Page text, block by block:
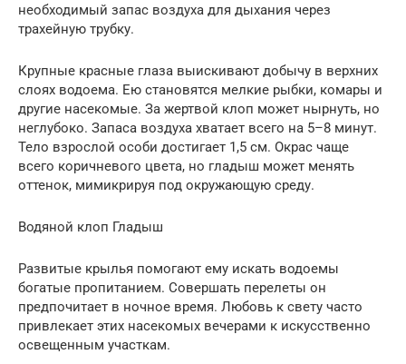
необходимый запас воздуха для дыхания через
трахейную трубку.
Крупные красные глаза выискивают добычу в верхних
слоях водоема. Ею становятся мелкие рыбки, комары и
другие насекомые. За жертвой клоп может нырнуть, но
неглубоко. Запаса воздуха хватает всего на 5–8 минут.
Тело взрослой особи достигает 1,5 см. Окрас чаще
всего коричневого цвета, но гладыш может менять
оттенок, мимикрируя под окружающую среду.
Водяной клоп Гладыш
Развитые крылья помогают ему искать водоемы
богатые пропитанием. Совершать перелеты он
предпочитает в ночное время. Любовь к свету часто
привлекает этих насекомых вечерами к искусственно
освещенным участкам.